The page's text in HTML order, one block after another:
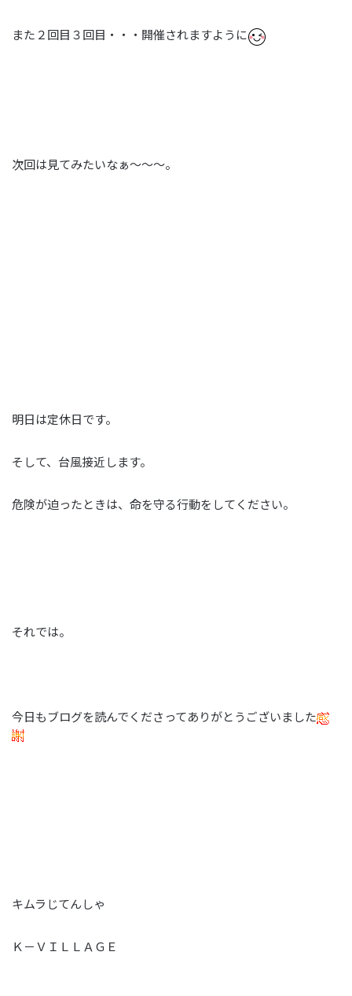
また２回目３回目・・・開催されますように
次回は見てみたいなぁ～～～。
明日は定休日です。
そして、台風接近します。
危険が迫ったときは、命を守る行動をしてください。
それでは。
今日もブログを読んでくださってありがとうございました
キムラじてんしゃ
Ｋ－ＶＩＬＬＡＧＥ